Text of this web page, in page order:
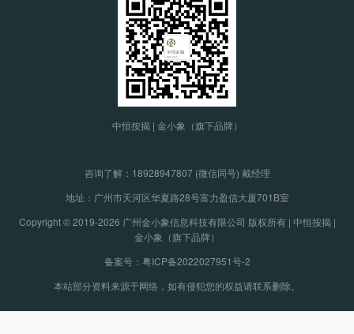
中恒按揭 | 金小象（旗下品牌）
咨询了解： 18928947807 (微信同号) 戴经理
地址：广州市天河区华夏路28号富力盈信大厦701B室
Copyright © 2019-2026 广州金小象信息科技有限公司 版权所有 | 中恒按揭 |
金小象（旗下品牌）
备案号：粤ICP备2022027951号-2
本站部分资料来源于网络，如有侵犯您的权益请联系删除。